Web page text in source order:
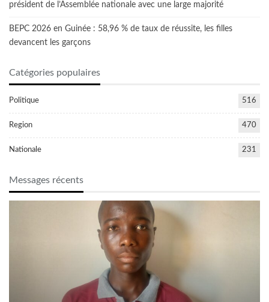
président de l’Assemblée nationale avec une large majorité
BEPC 2026 en Guinée : 58,96 % de taux de réussite, les filles
devancent les garçons
Catégories populaires
Politique 516
Region 470
Nationale 231
Messages récents